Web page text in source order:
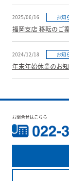
2025/06/16 お知
福岡支店 移転のご
2024/12/18 お知
年末年始休業のお
お問合せはこちら